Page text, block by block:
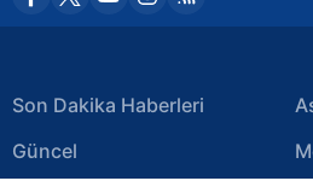
Son Dakika Haberleri
Güncel